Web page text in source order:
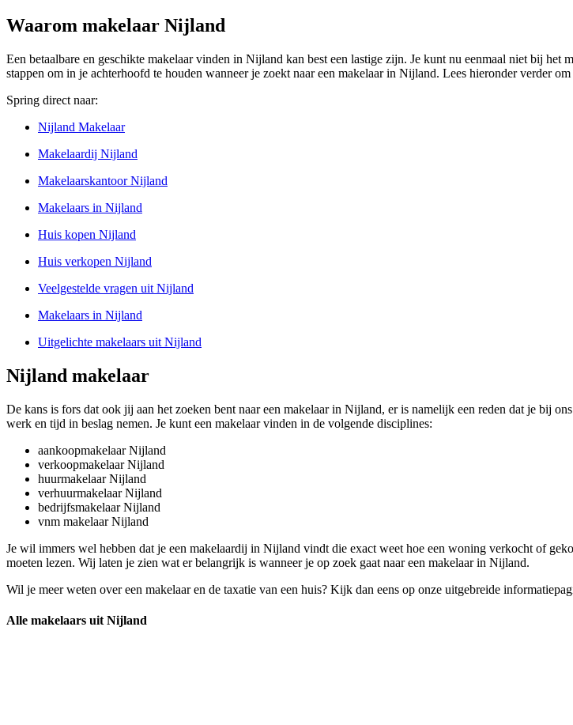
Waarom makelaar Nijland
Een betaalbare en geschikte makelaar vinden in Nijland kan best een lastige zijn. Je kunt nu eenmaal niet bij het
stappen om in je achterhoofd te houden wanneer je zoekt naar een makelaar in Nijland. Lees hieronder verder
Spring direct naar:
Nijland Makelaar
Makelaardij Nijland
Makelaarskantoor Nijland
Makelaars in Nijland
Huis kopen Nijland
Huis verkopen Nijland
Veelgestelde vragen uit Nijland
Makelaars in Nijland
Uitgelichte makelaars uit Nijland
Nijland makelaar
De kans is fors dat ook jij aan het zoeken bent naar een makelaar in Nijland, er is namelijk een reden dat je bij
werk en tijd in beslag nemen. Je kunt een makelaar vinden in de volgende disciplines:
aankoopmakelaar Nijland
verkoopmakelaar Nijland
huurmakelaar Nijland
verhuurmakelaar Nijland
bedrijfsmakelaar Nijland
vnm makelaar Nijland
Je wil immers wel hebben dat je een makelaardij in Nijland vindt die exact weet hoe een woning verkocht of
moeten lezen. Wij laten je zien wat er belangrijk is wanneer je op zoek gaat naar een makelaar in Nijland.
Wil je meer weten over een makelaar en de taxatie van een huis? Kijk dan eens op onze uitgebreide
Alle makelaars uit Nijland